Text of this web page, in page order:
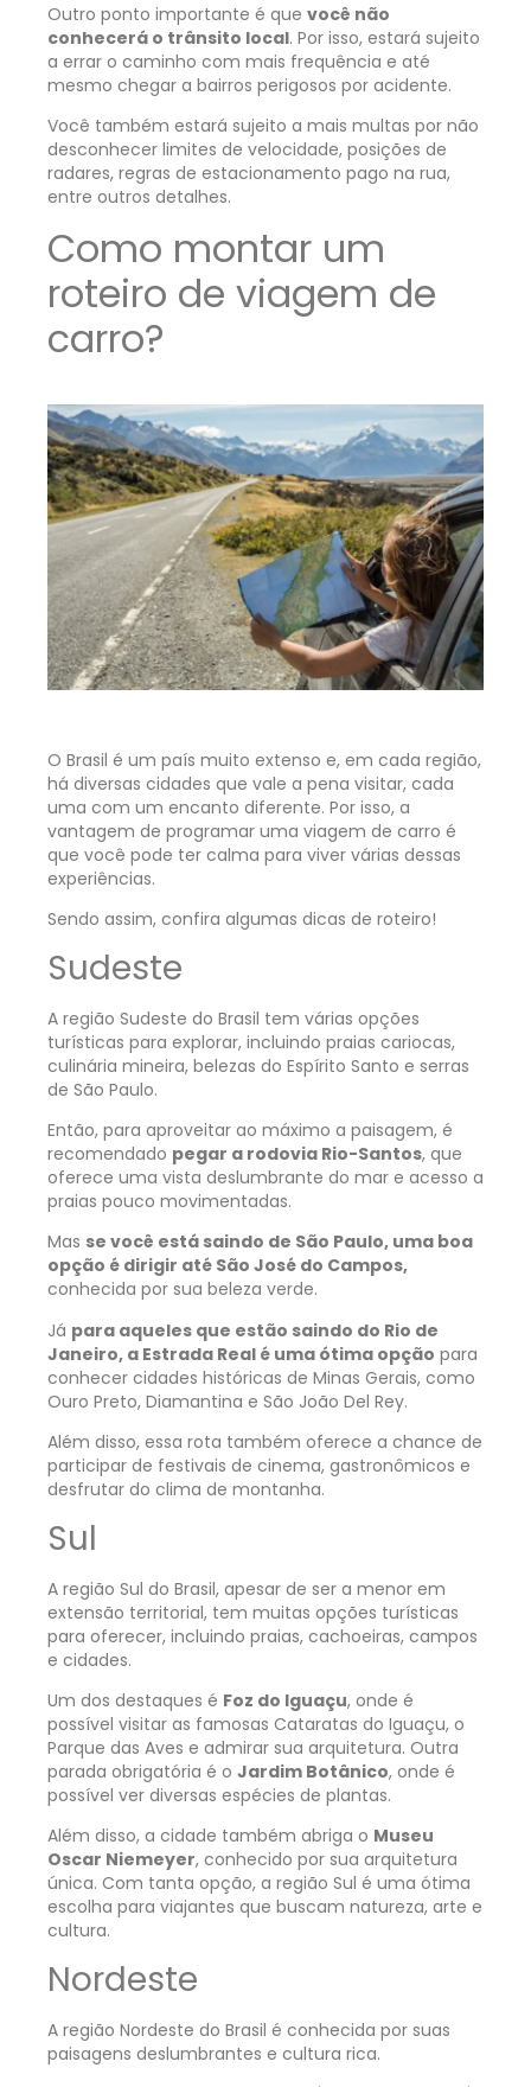
Outro ponto importante é que você não
conhecerá o trânsito local. Por isso, estará sujeito
a errar o caminho com mais frequência e até
mesmo chegar a bairros perigosos por acidente.
Você também estará sujeito a mais multas por não
desconhecer limites de velocidade, posições de
radares, regras de estacionamento pago na rua,
entre outros detalhes.
Como montar um
roteiro de viagem de
carro?
O Brasil é um país muito extenso e, em cada região,
há diversas cidades que vale a pena visitar, cada
uma com um encanto diferente. Por isso, a
vantagem de programar uma viagem de carro é
que você pode ter calma para viver várias dessas
experiências.
Sendo assim, confira algumas dicas de roteiro!
Sudeste
A região Sudeste do Brasil tem várias opções
turísticas para explorar, incluindo praias cariocas,
culinária mineira, belezas do Espírito Santo e serras
de São Paulo.
Então, para aproveitar ao máximo a paisagem, é
recomendado pegar a rodovia Rio-Santos, que
oferece uma vista deslumbrante do mar e acesso a
praias pouco movimentadas.
Mas se você está saindo de São Paulo, uma boa
opção é dirigir até São José do Campos,
conhecida por sua beleza verde.
Já para aqueles que estão saindo do Rio de
Janeiro, a Estrada Real é uma ótima opção para
conhecer cidades históricas de Minas Gerais, como
Ouro Preto, Diamantina e São João Del Rey.
Além disso, essa rota também oferece a chance de
participar de festivais de cinema, gastronômicos e
desfrutar do clima de montanha.
Sul
A região Sul do Brasil, apesar de ser a menor em
extensão territorial, tem muitas opções turísticas
para oferecer, incluindo praias, cachoeiras, campos
e cidades.
Um dos destaques é Foz do Iguaçu, onde é
possível visitar as famosas Cataratas do Iguaçu, o
Parque das Aves e admirar sua arquitetura. Outra
parada obrigatória é o Jardim Botânico, onde é
possível ver diversas espécies de plantas.
Além disso, a cidade também abriga o Museu
Oscar Niemeyer, conhecido por sua arquitetura
única. Com tanta opção, a região Sul é uma ótima
escolha para viajantes que buscam natureza, arte e
cultura.
Nordeste
A região Nordeste do Brasil é conhecida por suas
paisagens deslumbrantes e cultura rica.